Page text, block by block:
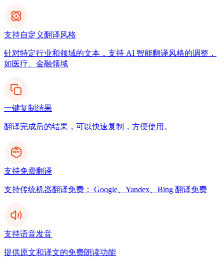
支持自定义翻译风格
针对特定行业和领域的文本，支持 AI 智能翻译风格的调整，
如医疗、金融领域
一键复制结果
翻译完成后的结果，可以快速复制，方便使用。
支持免费翻译
支持传统机器翻译免费： Google、Yandex、Bing 翻译免费
支持语音发音
提供原文和译文的免费朗读功能